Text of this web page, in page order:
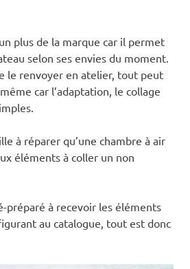
plus de la marque car il permet
selon ses envies du moment.
le renvoyer en atelier, tout peut
car l’adaptation, le collage
à réparer qu’une chambre à air
éléments à coller un non
préparé à recevoir les éléments
au catalogue, tout est donc